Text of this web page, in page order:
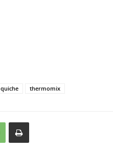
quiche thermomix